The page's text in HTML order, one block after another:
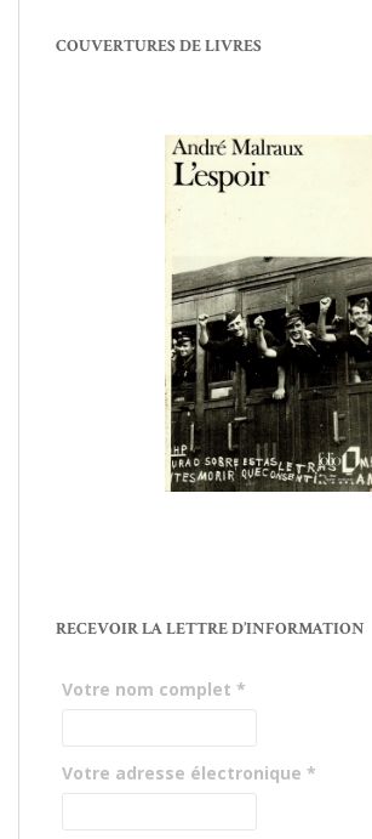
COUVERTURES DE LIVRES
RECEVOIR LA LETTRE D’INFORMATION
Votre nom complet *
Votre adresse électronique *